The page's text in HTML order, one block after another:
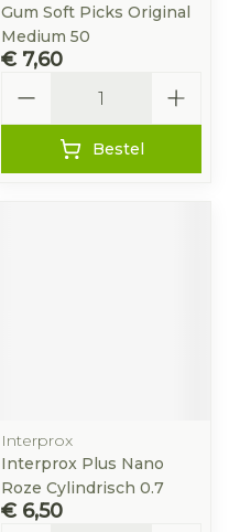
Gum Soft Picks Original
Medium 50
€ 7,60
Bestel
Interprox
Interprox Plus Nano
Roze Cylindrisch 0.7
€ 6,50